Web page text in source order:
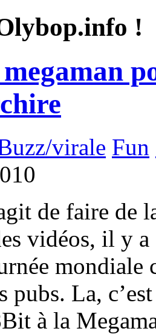
!
virale Fun
de faire de
vidéos, il y
mondiale
pubs. La,
à la